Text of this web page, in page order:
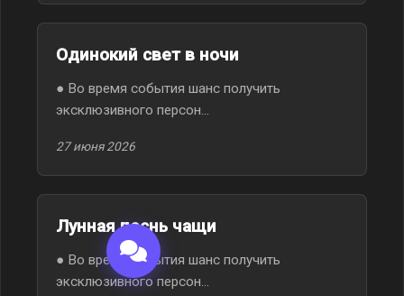
Одинокий свет в ночи
● Во время события шанс получить
эксклюзивного персон...
27 июня 2026
Лунная песнь чащи
● Во время события шанс получить
эксклюзивного персон...